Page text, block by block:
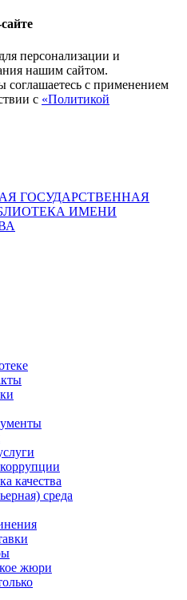
персонализации и
нашим сайтом.
соглашаетесь с применением
с «Политикой
ГОСУДАРСТВЕННАЯ
ИМЕНИ
качества
среда
жюри